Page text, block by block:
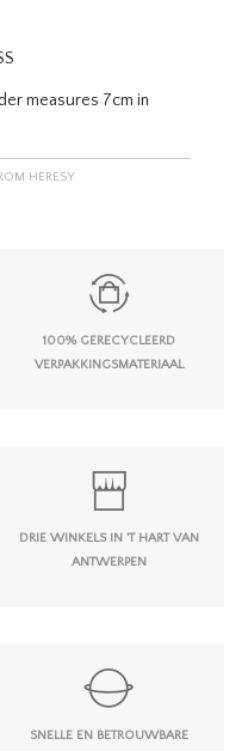
measures 7cm in
HERESY
100% GERECYCLEERD
VERPAKKINGSMATERIAAL
DRIE WINKELS IN 'T HART VAN
ANTWERPEN
SNELLE EN BETROUWBARE